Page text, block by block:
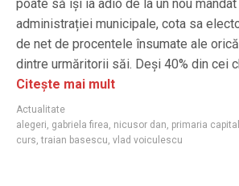
poate să își ia adio de la un nou
administrației municipale, cota sa
de net de procentele însumate ale
dintre urmăritorii săi. Deși 40% din cei
Citește mai mult
Actualitate
alegeri gabriela firea nicusor dan primaria
curs ,traian basescu vlad voiculescu